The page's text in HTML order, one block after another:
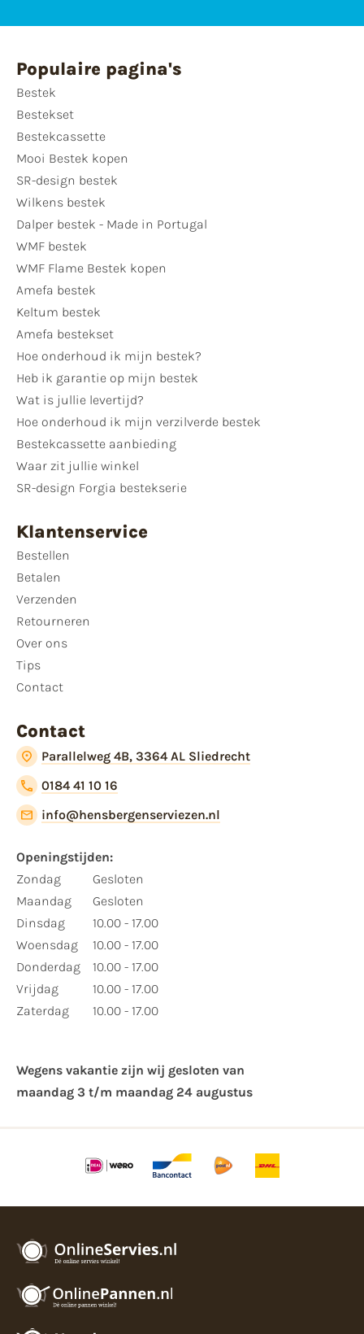
Populaire pagina's
Bestek
Bestekset
Bestekcassette
Mooi Bestek kopen
SR-design bestek
Wilkens bestek
Dalper bestek - Made in Portugal
WMF bestek
WMF Flame Bestek kopen
Amefa bestek
Keltum bestek
Amefa bestekset
Hoe onderhoud ik mijn bestek?
Heb ik garantie op mijn bestek
Wat is jullie levertijd?
Hoe onderhoud ik mijn verzilverde bestek
Bestekcassette aanbieding
Waar zit jullie winkel
SR-design Forgia bestekserie
Klantenservice
Bestellen
Betalen
Verzenden
Retourneren
Over ons
Tips
Contact
Contact
Parallelweg 4B, 3364 AL Sliedrecht
0184 41 10 16
info@hensbergenserviezen.nl
Openingstijden:
Zondag
Maandag
Dinsdag
Woensdag
Donderdag
Vrijdag
Zaterdag
Gesloten
Gesloten
10.00 - 17.00
10.00 - 17.00
10.00 - 17.00
10.00 - 17.00
10.00 - 17.00
Wegens vakantie zijn wij gesloten van ​
maandag 3 t/m maandag 24 augustus